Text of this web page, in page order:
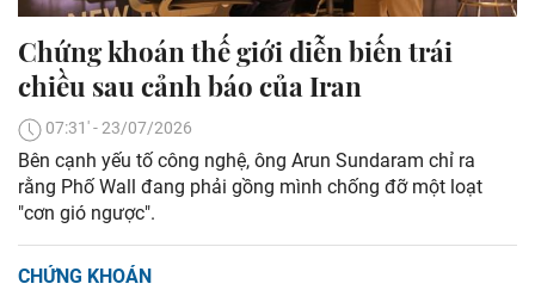
Chứng khoán thế giới diễn biến trái
chiều sau cảnh báo của Iran
07:31' - 23/07/2026
Bên cạnh yếu tố công nghệ, ông Arun Sundaram chỉ ra
rằng Phố Wall đang phải gồng mình chống đỡ một loạt
"cơn gió ngược".
CHỨNG KHOÁN